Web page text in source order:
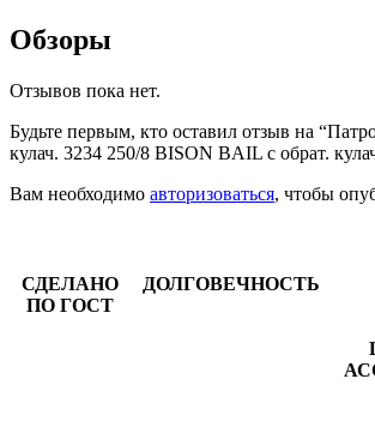
Обзоры
Отзывов пока нет.
Будьте первым, кто оставил отзыв на
кулач. 3234 250/8 BISON BAIL с обрат.
Вам необходимо авторизоваться, чтобы
СДЕЛАНО
ПО ГОСТ
ДОЛГОВЕЧНОСТЬ